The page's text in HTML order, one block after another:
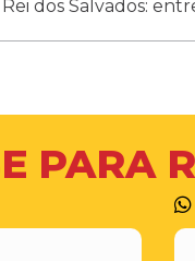
Rei dos Salvados:
PARA